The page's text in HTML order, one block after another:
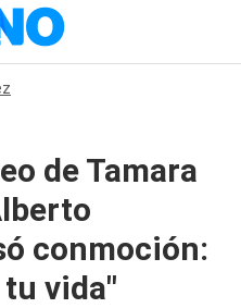
de Tamara
conmoción:
tu vida"